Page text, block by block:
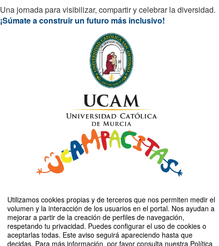
Utilizamos cookies propias y de terceros que nos permiten medir el
volumen y la interacción de los usuarios en el portal. Nos ayudan a
mejorar a partir de la creación de perfiles de navegación,
respetando tu privacidad. Puedes configurar el uso de cookies o
aceptarlas todas. Este aviso seguirá apareciendo hasta que
decidas. Para más información, por favor consulta nuestra Política
Una jornada para visibilizar, compartir y celebrar la diversidad.
¡Súmate a construir un futuro más inclusivo!
Compartir por email